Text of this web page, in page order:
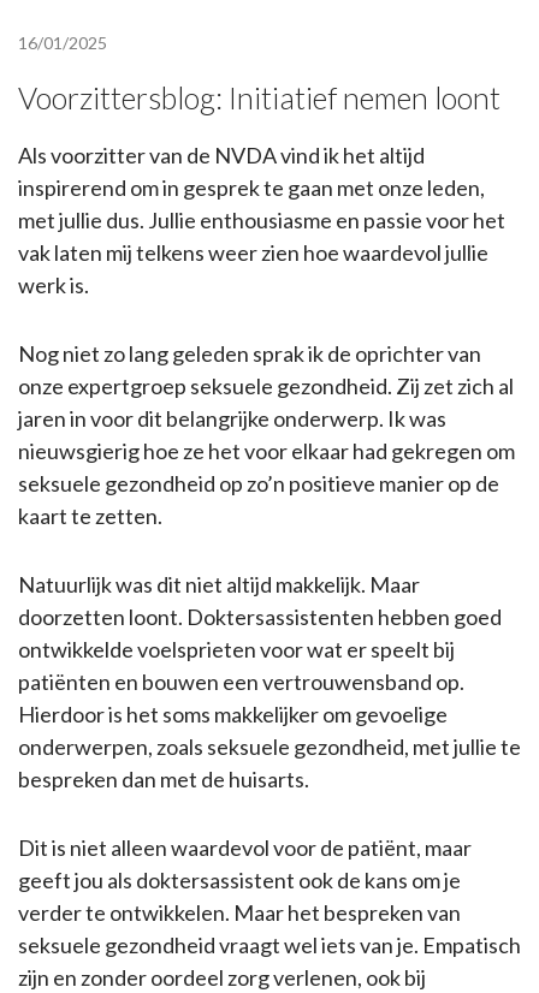
16/01/2025
Voorzittersblog: Initiatief nemen loont
Als voorzitter van de NVDA vind ik het altijd
inspirerend om in gesprek te gaan met onze leden,
met jullie dus. Jullie enthousiasme en passie voor het
vak laten mij telkens weer zien hoe waardevol jullie
werk is.
Nog niet zo lang geleden sprak ik de oprichter van
onze expertgroep seksuele gezondheid. Zij zet zich al
jaren in voor dit belangrijke onderwerp. Ik was
nieuwsgierig hoe ze het voor elkaar had gekregen om
seksuele gezondheid op zo’n positieve manier op de
kaart te zetten.
Natuurlijk was dit niet altijd makkelijk. Maar
doorzetten loont. Doktersassistenten hebben goed
ontwikkelde voelsprieten voor wat er speelt bij
patiënten en bouwen een vertrouwensband op.
Hierdoor is het soms makkelijker om gevoelige
onderwerpen, zoals seksuele gezondheid, met jullie te
bespreken dan met de huisarts.
Dit is niet alleen waardevol voor de patiënt, maar
geeft jou als doktersassistent ook de kans om je
verder te ontwikkelen. Maar het bespreken van
seksuele gezondheid vraagt wel iets van je. Empatisch
zijn en zonder oordeel zorg verlenen, ook bij